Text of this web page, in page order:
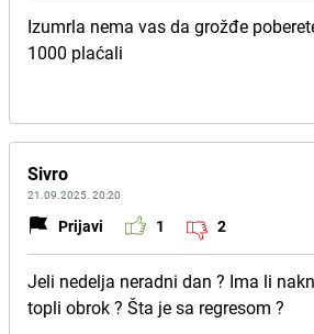
Izumrla nema vas da grožđe
1000 plaćali
Sivro
21.09.2025. 20:20
Prijavi 1 2
Jeli nedelja neradni dan ? Ima li
topli obrok ? Šta je sa regresom ?